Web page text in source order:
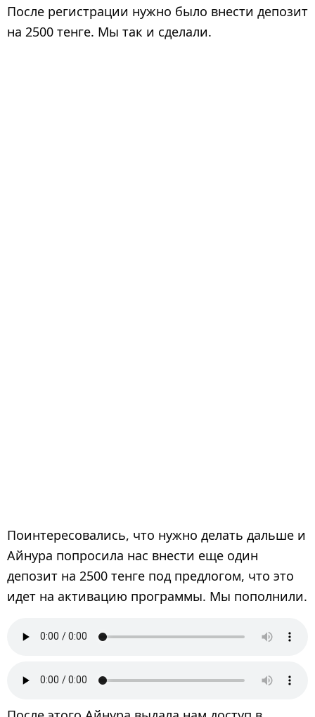
После регистрации нужно было внести депозит
на 2500 тенге. Мы так и сделали.
Поинтересовались, что нужно делать дальше и
Айнура попросила нас внести еще один
депозит на 2500 тенге под предлогом, что это
идет на активацию программы. Мы пополнили.